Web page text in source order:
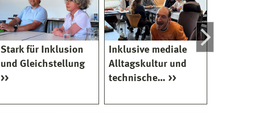
Stark für Inklusion
und Gleichstellung
Inklusive mediale
Alltagskultur und
technische…